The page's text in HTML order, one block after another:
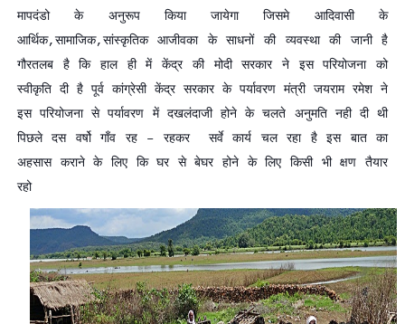
मापदंडो के अनुरूप किया जायेगा जिसमे आदिवासी के
आर्थिक,सामाजिक,सांस्कृतिक आजीवका के साधनों की व्यवस्था की जानी है
गौरतलब है कि हाल ही में केंद्र की मोदी सरकार ने इस परियोजना को
स्वीकृति दी है पूर्व कांग्रेसी केंद्र सरकार के पर्यावरण मंत्री जयराम रमेश ने
इस परियोजना से पर्यावरण में दखलंदाजी होने के चलते अनुमति नही दी थी
पिछले दस वर्षो गाँव रह – रहकर सर्वे कार्य चल रहा है इस बात का
अहसास कराने के लिए कि घर से बेघर होने के लिए किसी भी क्षण तैयार
रहो